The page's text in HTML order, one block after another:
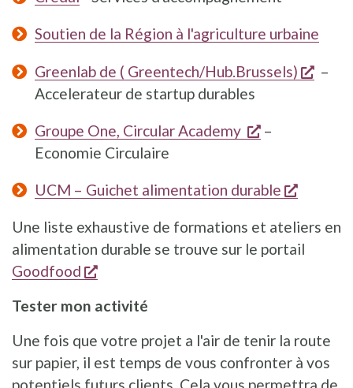
Soutien de la Région à l'agriculture urbaine
Greenlab de ( Greentech/Hub.Brussels)
–
Accelerateur de startup durables
Groupe One, Circular Academy s'ouvre dans
–
Economie Circulaire
UCM – Guichet alimentation durable s'ouvre
Une liste exhaustive de formations et ateliers en
alimentation durable se trouve sur le portail
Goodfood
s'ouvre dans une nouvelle fenêtre
Tester mon activité
Une fois que votre projet a l'air de tenir la route
sur papier, il est temps de vous confronter à vos